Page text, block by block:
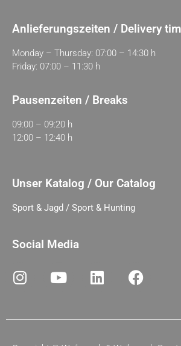
Anlieferungszeiten / Delivery
Monday – Thursday: 07:00 – 14:30 h
Friday: 07:00 – 11:30 h
Pausenzeiten / Breaks
09:00 – 09:20 h
12:00 – 12:40 h
Unser Katalog / Our Catalog
Sport & Jagd / Sport & Hunting
Social Media